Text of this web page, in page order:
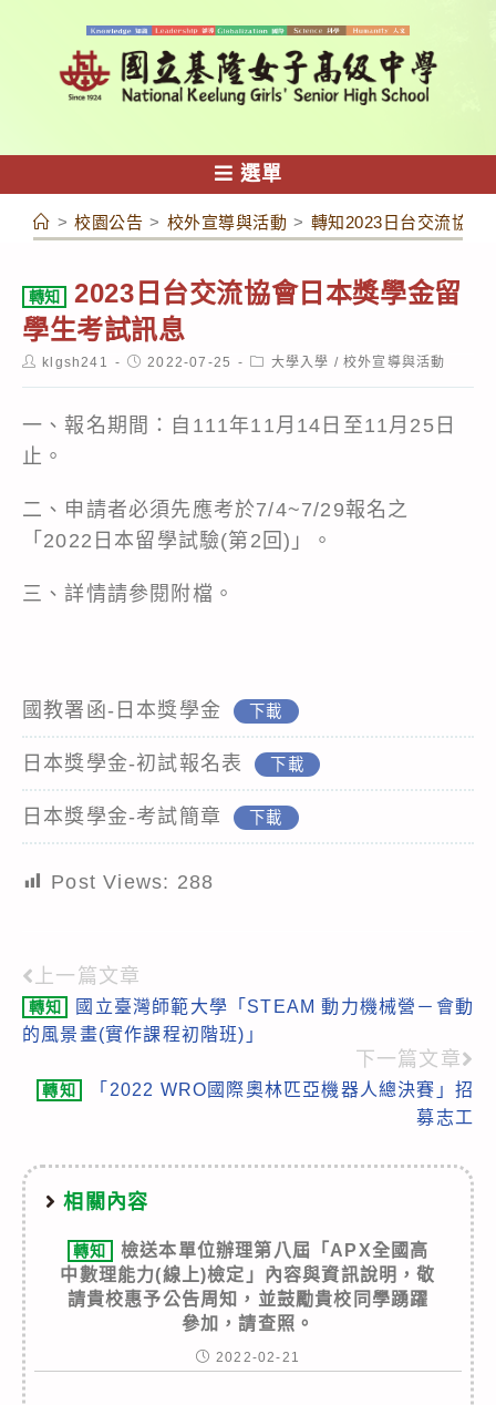
容
選單
> 校園公告 > 校外宣導與活動 > 轉知2023日台交流協會
轉知
2023日台交流協會日本獎學金留
學生考試訊息
Postklgsh241
Post2022-07-25
Post大學入學 / 校外宣導與活動
一、報名期間：自111年11月14日至11月25日
止。
二、申請者必須先應考於7/4~7/29報名之
「2022日本留學試驗(第2回)」。
三、詳情請參閱附檔。
國教署函-日本獎學金 下載
日本獎學金-初試報名表 下載
日本獎學金-考試簡章 下載
Post Views: 288
Read
more
上一篇文章
轉知
國立臺灣師範大學「STEAM 動力機械營－會動
的風景畫(實作課程初階班)」
下一篇文章
轉知
「2022 WRO國際奧林匹亞機器人總決賽」招
募志工
相關內容
轉知
檢送本單位辦理第八屆「APX全國高
中數理能力(線上)檢定」內容與資訊說明，敬
請貴校惠予公告周知，並鼓勵貴校同學踴躍
參加，請查照。
2022-02-21